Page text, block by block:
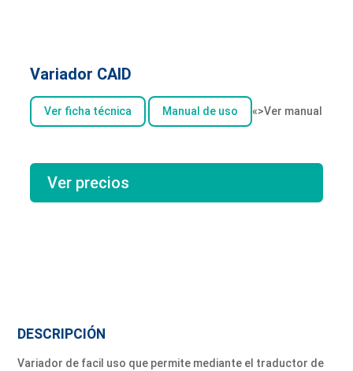
Variador CAID
Ver ficha técnica Manual de uso «>Ver manual
Ver precios
DESCRIPCIÓN
Variador de facil uso que permite mediante el traductor de